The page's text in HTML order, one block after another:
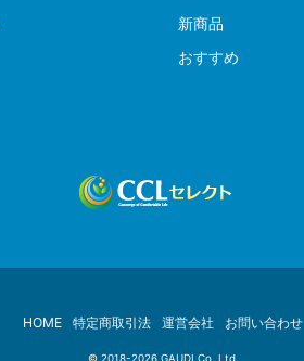
新商品
おすすめ
HOME 特定商取引法 運営会社 お問い合わせ
© 2018-2026 GAUDI Co.,Ltd.